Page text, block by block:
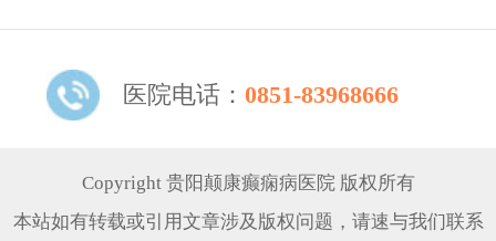
医院电话： 0851-83968666
Copyright 贵阳颠康癫痫病医院 版权所有
本站如有转载或引用文章涉及版权问题，请速与我们联系